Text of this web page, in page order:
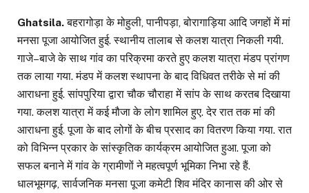
Ghatsila.बहरागोड़ा के मोहुली, पानीपड़ा, बोरागाड़िया आदि जगहों में मां
मनसा पूजा आयोजित हुई. स्थानीय तालाब से कलश यात्रा निकली गयी.
गाजे–बाजे के साथ गांव का परिक्रमा करते हुए कलश यात्रा मंडप प्रांगण
तक लाया गया. मंडप में कलश स्थापना के बाद विधिवत तरीके से मां की
आराधना हुई. सांपपुरिया द्वारा चौक चौराहा में सांप के साथ करतब दिखाया
गया. कलश यात्रा में कई मौजा के लोग शामिल हुए. देर रात तक मां की
आराधना हुई. पूजा के बाद लोगों के बीच प्रसाद का वितरण किया गया. रात
को विभिन्न प्रकार के सांस्कृतिक कार्यक्रम आयोजित हुआ. पूजा को
सफल बनाने में गांव के ग्रामीणों ने महत्वपूर्ण भूमिका निभा रहे हैं.
धालभूमगढ़, सार्वजनिक मनसा पूजा कमेटी शिव मंदिर कानास की ओर से